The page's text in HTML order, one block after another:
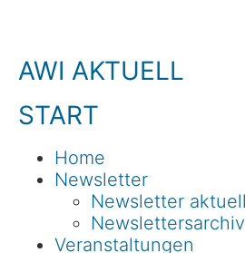
AWI AKTUELL
START
Home
Newsletter
Newsletter
Newslettersarchiv
Veranstaltungen